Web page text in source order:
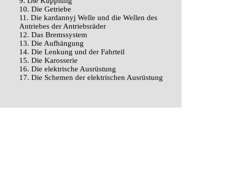
10. Die Getriebe
11. Die kardannyj Welle und die Wellen des
Antriebes der Antriebsräder
12. Das Bremssystem
13. Die Aufhängung
14. Die Lenkung und der Fahrteil
15. Die Karosserie
16. Die elektrische Ausrüstung
17. Die Schemen der elektrischen Ausrüstung